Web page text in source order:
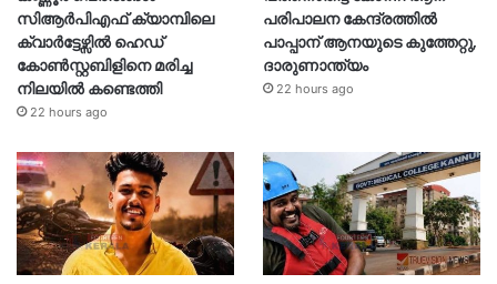
സിആർപിഎഫ് ക്യാമ്പിലെ
ക്വാർട്ടേഴ്സിൽ ഹെഡ്
കോൺസ്റ്റബിളിനെ മരിച്ച
നിലയിൽ കണ്ടെത്തി
22 hours ago
പരിപാലന കേന്ദ്രത്തിൽ
പാപ്പാന് ആനയുടെ കുത്തേറ്റു,
ദാരുണാന്ത്യം
22 hours ago